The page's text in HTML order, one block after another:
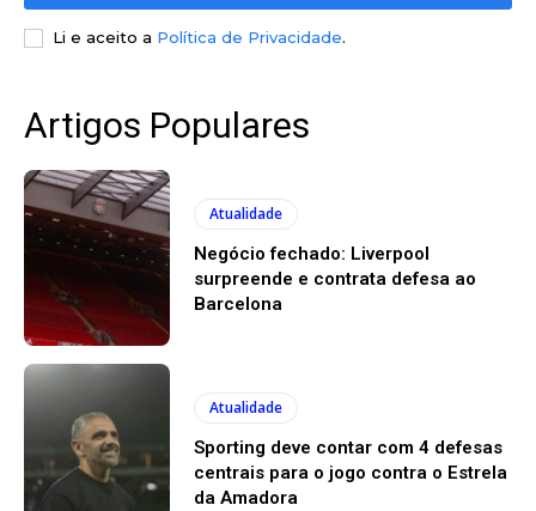
Li e aceito a Política de Privacidade.
Artigos Populares
Atualidade
Negócio fechado: Liverpool
surpreende e contrata defesa ao
Barcelona
Atualidade
Sporting deve contar com 4 defesas
centrais para o jogo contra o Estrela
da Amadora